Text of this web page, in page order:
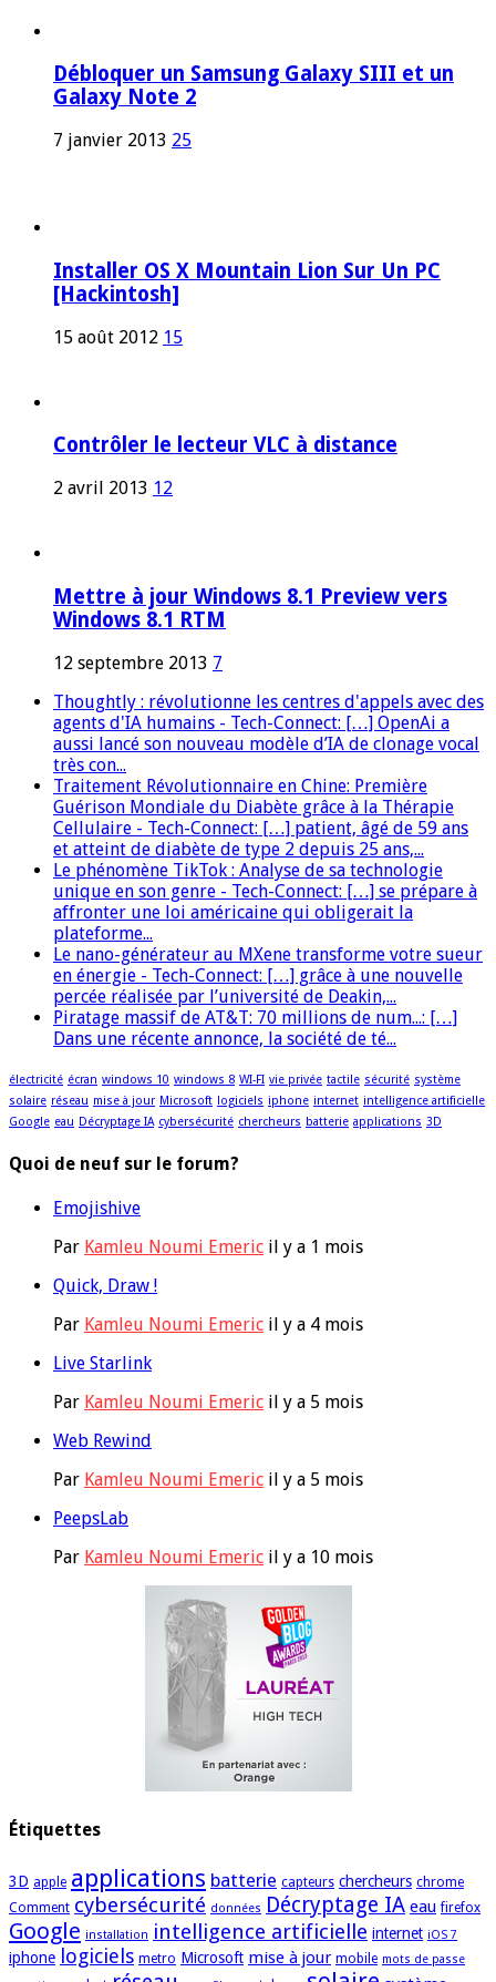
Débloquer un Samsung Galaxy SIII et un
Galaxy Note 2
7 janvier 2013 25
Installer OS X Mountain Lion Sur Un PC
[Hackintosh]
15 août 2012 15
Contrôler le lecteur VLC à distance
2 avril 2013 12
Mettre à jour Windows 8.1 Preview vers
Windows 8.1 RTM
12 septembre 2013 7
Thoughtly : révolutionne les centres d'appels avec des
agents d'IA humains - Tech-Connect: […] OpenAi a
aussi lancé son nouveau modèle d’IA de clonage vocal
très con...
Traitement Révolutionnaire en Chine: Première
Guérison Mondiale du Diabète grâce à la Thérapie
Cellulaire - Tech-Connect: […] patient, âgé de 59 ans
et atteint de diabète de type 2 depuis 25 ans,...
Le phénomène TikTok : Analyse de sa technologie
unique en son genre - Tech-Connect: […] se prépare à
affronter une loi américaine qui obligerait la
plateforme...
Le nano-générateur au MXene transforme votre sueur
en énergie - Tech-Connect: […] grâce à une nouvelle
percée réalisée par l’université de Deakin,...
Piratage massif de AT&T: 70 millions de num...: […]
Dans une récente annonce, la société de té...
électricité écran windows 10 windows 8 WI-FI vie privée tactile sécurité système
solaire réseau mise à jour Microsoft logiciels iphone internet intelligence artificielle
Google eau Décryptage IA cybersécurité chercheurs batterie applications 3D
Quoi de neuf sur le forum?
Emojishive
Par Kamleu Noumi Emeric il y a 1 mois
Quick, Draw !
Par Kamleu Noumi Emeric il y a 4 mois
Live Starlink
Par Kamleu Noumi Emeric il y a 5 mois
Web Rewind
Par Kamleu Noumi Emeric il y a 5 mois
PeepsLab
Par Kamleu Noumi Emeric il y a 10 mois
Étiquettes
3D apple applications batterie capteurs chercheurs chrome
Comment cybersécurité données Décryptage IA eau firefox
Google installation intelligence artificielle internet iOS 7
iphone logiciels metro Microsoft mise à jour mobile mots de passe